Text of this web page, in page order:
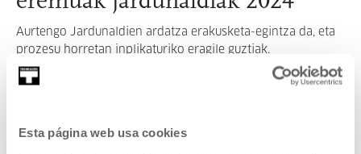
Esta página web usa cookies
Aurtengo Jardunaldien ardatza erakusketa-egintza da, eta
prozesu horretan inplikaturiko eragile guztiak.